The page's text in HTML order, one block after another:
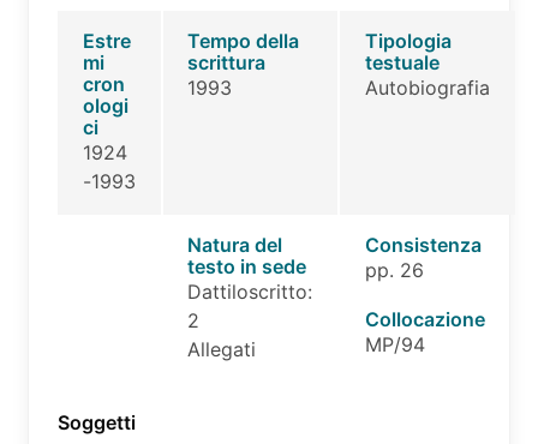
Estre
mi
cron
ologi
ci
1924
-1993
Tempo della
scrittura
1993
Tipologia
testuale
Autobiografia
Natura del
testo in sede
Dattiloscritto:
2
Allegati
Consistenza
pp. 26
Collocazione
MP/94
Soggetti